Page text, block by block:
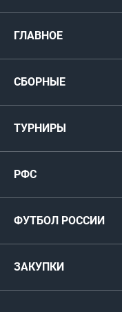
ГЛАВНОЕ
Карта болельщика
СБОРНЫЕ
Футзал
Титулы и трофеи
ТУРНИРЫ
Международные
Турниры клубов
РФС
Регионы
ФУТБОЛ РОССИИ
ЗАКУПКИ